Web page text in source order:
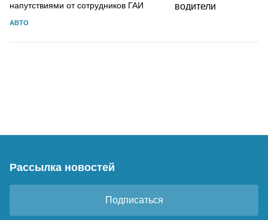
напутствиями от сотрудников ГАИ
АВТО
Рассылка новостей
Подписаться